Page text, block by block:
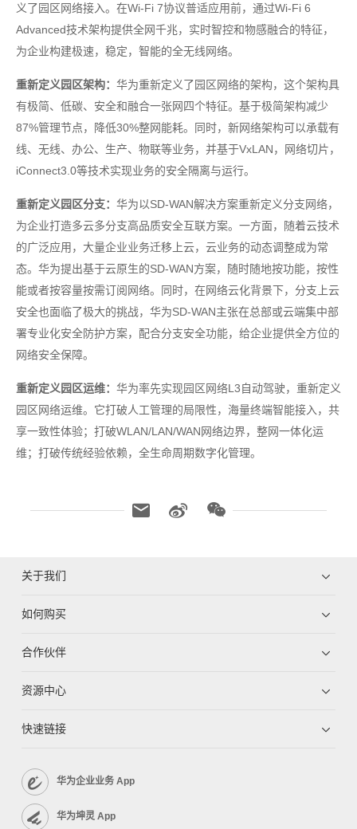
义了园区网络接入。在Wi-Fi 7协议普适应用前，通过Wi-Fi 6
Advanced技术架构提供全网千兆，实时智控和物感融合的特征，
为企业构建极速，稳定，智能的全无线网络。
重新定义园区架构： 华为重新定义了园区网络的架构，这个架构具
有极简、低碳、安全和融合一张网四个特征。基于极简架构减少
87%管理节点，降低30%整网能耗。同时，新网络架构可以承载有
线、无线、办公、生产、物联等业务，并基于VxLAN，网络切片，
iConnect3.0等技术实现业务的安全隔离与运行。
重新定义园区分支： 华为以SD-WAN解决方案重新定义分支网络，
为企业打造多云多分支高品质安全互联方案。一方面，随着云技术
的广泛应用，大量企业业务迁移上云，云业务的动态调整成为常
态。华为提出基于云原生的SD-WAN方案，随时随地按功能，按性
能或者按容量按需订阅网络。同时，在网络云化背景下，分支上云
安全也面临了极大的挑战，华为SD-WAN主张在总部或云端集中部
署专业化安全防护方案，配合分支安全功能，给企业提供全方位的
网络安全保障。
重新定义园区运维： 华为率先实现园区网络L3自动驾驶，重新定义
园区网络运维。它打破人工管理的局限性，海量终端智能接入，共
享一致性体验；打破WLAN/LAN/WAN网络边界，整网一体化运
维；打破传统经验依赖，全生命周期数字化管理。
关于我们
如何购买
合作伙伴
资源中心
快速链接
华为企业业务 App
华为坤灵 App